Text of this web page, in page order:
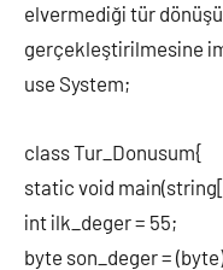
elvermediği tür
gerçekleştirilmesine
use System;
class Tur_Donusum{
static void
int ilk_deger = 55;
byte son_deger =